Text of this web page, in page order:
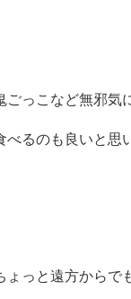
ごっこなど無邪
るのも良いと思
っと遠方からで